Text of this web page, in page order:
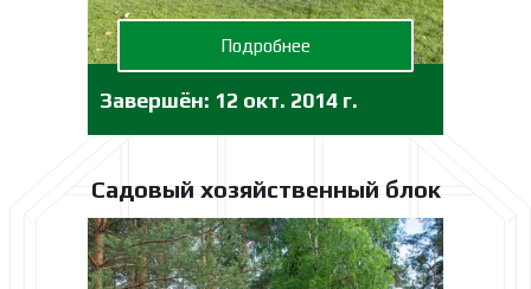
Садовый хозяйственный блок
Завершён: 12 окт. 2014 г.
Подробнее